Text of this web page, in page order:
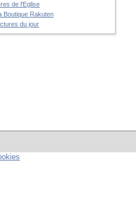
de l'Eglise
Boutique Rakuten
du jour